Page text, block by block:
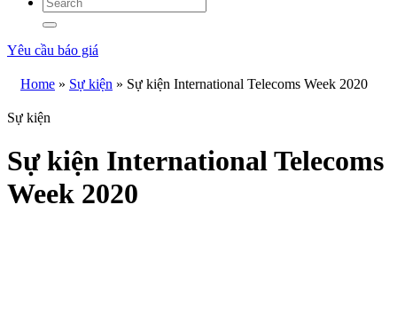
Yêu cầu báo giá
Home » Sự kiện » Sự kiện International Telecoms Week 2020
Sự kiện
Sự kiện International Telecoms
Week 2020